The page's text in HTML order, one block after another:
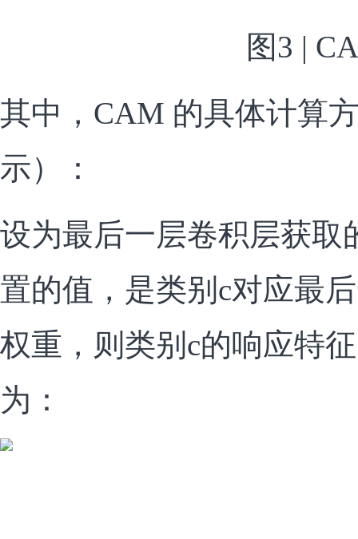
图3 |
其中，CAM 的具体计算
示）：
设为最后一层卷积层获取
置的值，是类别c对应最
权重，则类别c的响应特
为：